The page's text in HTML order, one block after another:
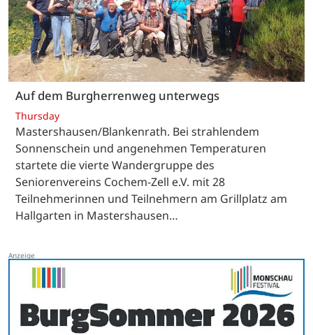
Auf dem Burgherrenweg unterwegs
Thursday
Mastershausen/Blankenrath. Bei strahlendem
Sonnenschein und angenehmen Temperaturen
startete die vierte Wandergruppe des
Seniorenvereins Cochem-Zell e.V. mit 28
Teilnehmerinnen und Teilnehmern am Grillplatz am
Hallgarten in Mastershausen…